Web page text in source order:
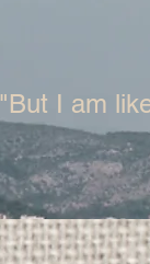
"But I am